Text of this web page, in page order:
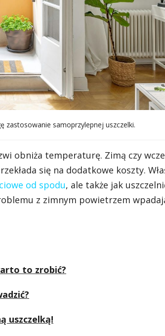
zastosowanie samoprzylepnej uszczelki.
obniża temperaturę. Zimą czy
się na dodatkowe koszty.
od spodu, ale także jak
z zimnym powietrzem
to zrobić?
uszczelką!